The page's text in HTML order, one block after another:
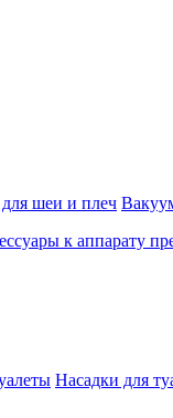
шеи и плеч
к аппарату
Насадки для